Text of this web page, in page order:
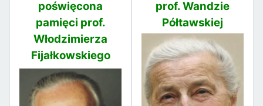
poświęcona
pamięci prof.
Włodzimierza
Fijałkowskiego
prof. Wandzie
Półtawskiej